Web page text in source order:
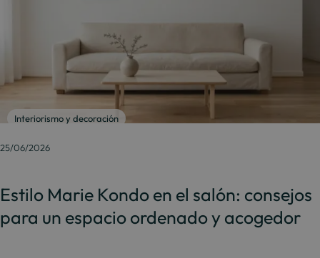
Interiorismo y decoración
25/06/2026
Estilo Marie Kondo en el salón: consejos
para un espacio ordenado y acogedor